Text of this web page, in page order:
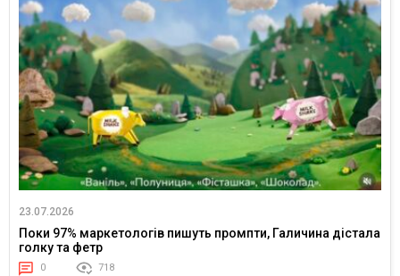
23.07.2026
Поки 97% маркетологів пишуть промпти, Галичина дістала
голку та фетр
0 718